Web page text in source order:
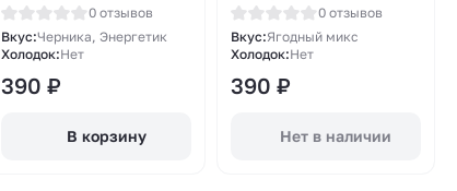
Черничный энергетик
13мл
0 отзывов
Вкус:Черника, Энергетик
Холодок:Нет
390₽
В корзину
микс 13мл0 отзывов
Вкус:Ягодный микс
Холодок:Нет
390₽
Нет в наличии